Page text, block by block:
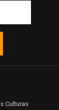
Culturas